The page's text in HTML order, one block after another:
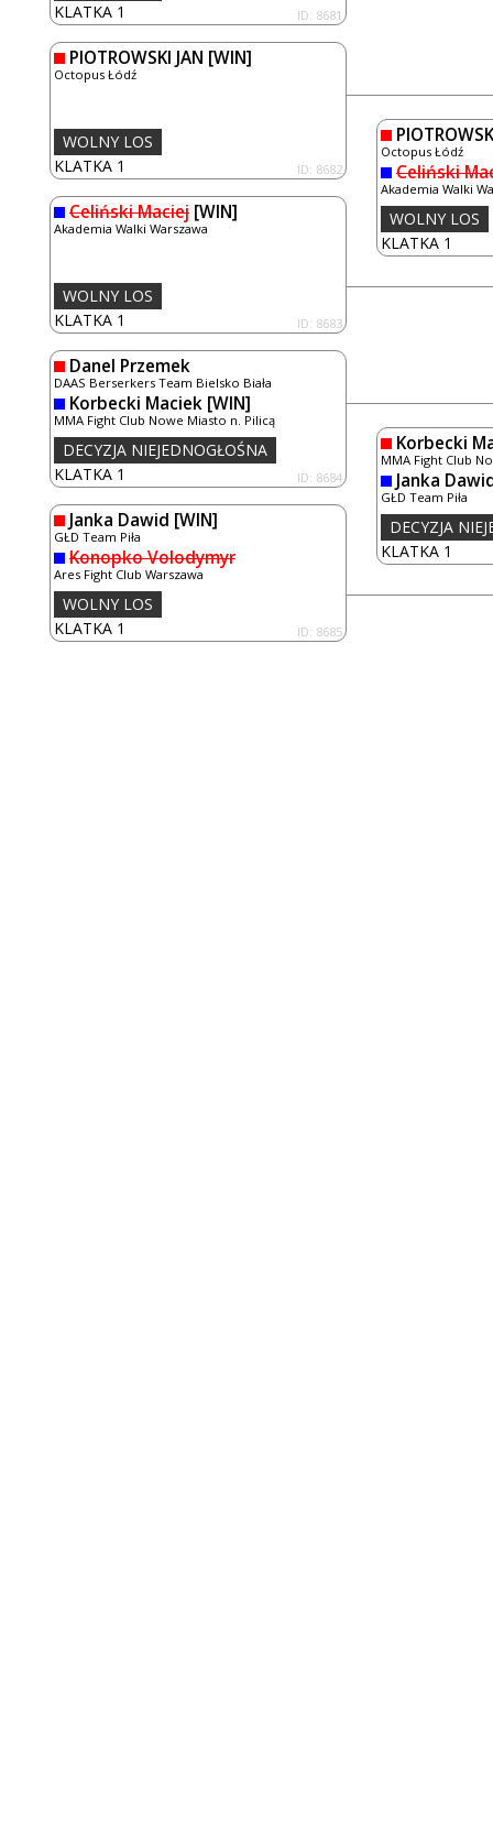
KLATKA 1 ID: 8681
PIOTROWSKI JAN [WIN]
Octopus Łódź
KLATKA 1 ID: 8682
WOLNY LOS
Celiński Maciej [WIN]
Akademia Walki Warszawa
KLATKA 1 ID: 8683
WOLNY LOS
Danel Przemek
DAAS Berserkers Team Bielsko Biała
Korbecki Maciek [WIN]
MMA Fight Club Nowe Miasto n. Pilicą
KLATKA 1 ID: 8684
DECYZJA NIEJEDNOGŁOŚNA
Janka Dawid [WIN]
GŁD Team Piła
Konopko Volodymyr
Ares Fight Club Warszawa
KLATKA 1 ID: 8685
WOLNY LOS
Octopus Łódź
Celiński
Akademia Walki
KLATKA 1
WOLNY LOS
Korbecki
MMA Fight Club
Janka
GŁD Team Piła
KLATKA 1
DECYZJA